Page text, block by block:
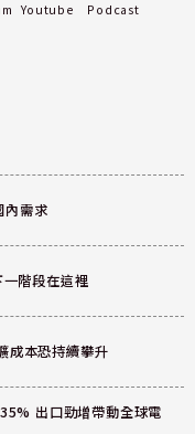
Youtube Podcast
內需求
階段在這裡
成本恐持續攀升
出口勁增帶動全球電